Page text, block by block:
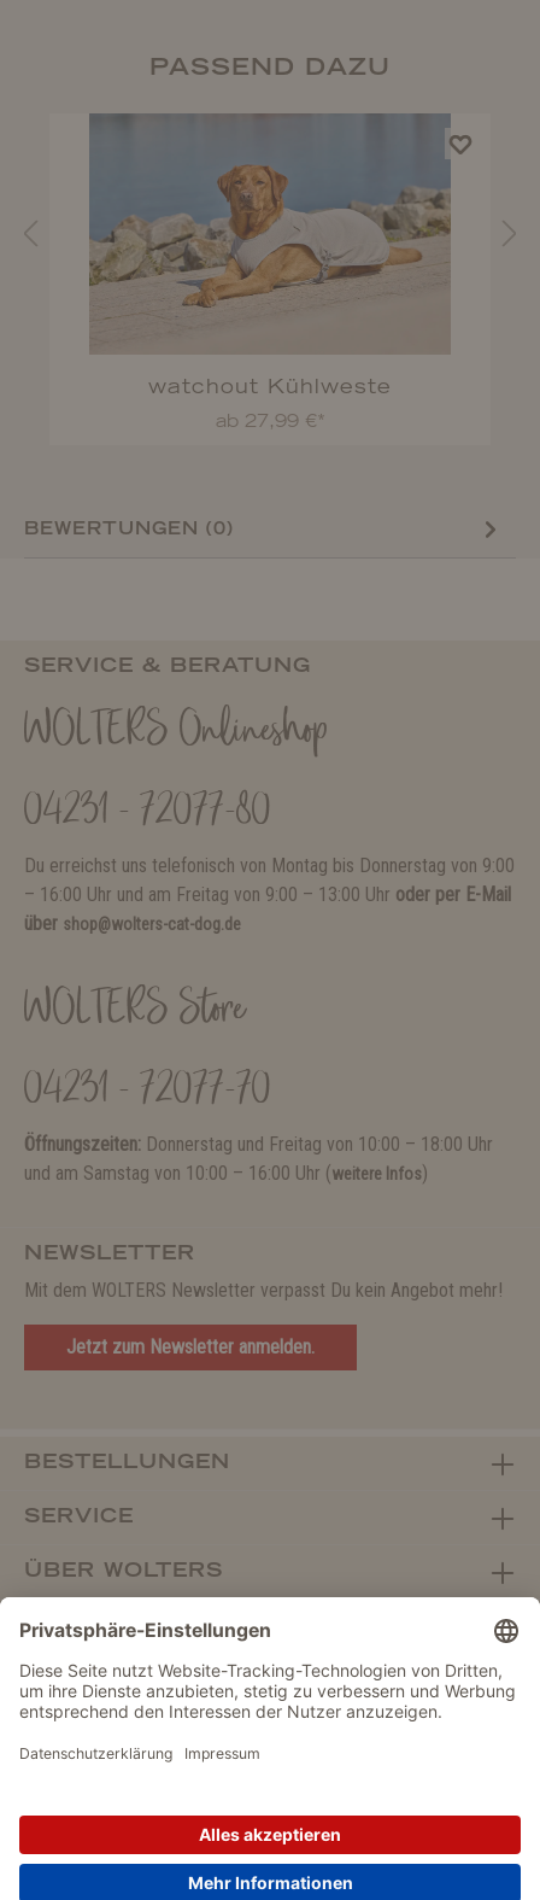
PASSEND DAZU
watchout Kühlweste
ab 27,99 €*
BEWERTUNGEN (0)
SERVICE & BERATUNG
WOLTERS Onlineshop
04231 - 72077-80
Du erreichst uns telefonisch von Montag bis Donnerstag von 9:00
– 16:00 Uhr und am Freitag von 9:00 – 13:00 Uhr oder per E-Mail
über shop@wolters-cat-dog.de
WOLTERS Store
04231 - 72077-70
Öffnungszeiten: Donnerstag und Freitag von 10:00 – 18:00 Uhr
und am Samstag von 10:00 – 16:00 Uhr (weitere Infos)
NEWSLETTER
Mit dem WOLTERS Newsletter verpasst Du kein Angebot mehr!
Jetzt zum Newsletter anmelden.
BESTELLUNGEN
SERVICE
ÜBER WOLTERS
FACHHANDEL
Vertrag widerrufen
IMPRESSUM